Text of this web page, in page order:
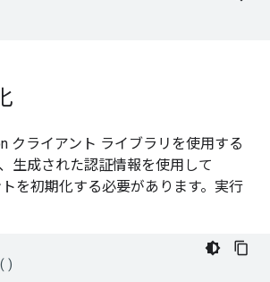
クライアント ライブラリを使用する
生成された認証情報を使用して
を初期化する必要があります。実行
()